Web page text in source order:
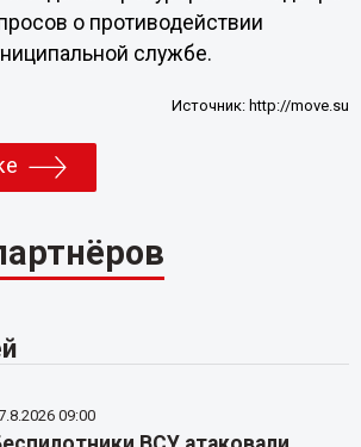
о противодействии
службе.
Источник:http://move.su
09:00